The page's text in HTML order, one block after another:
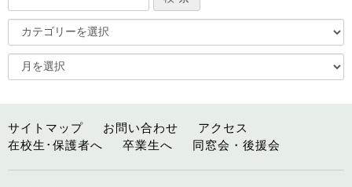
サイトマップ お問い合わせ
アクセス
在校生･保護者へ
卒業生へ 同窓会・後援会